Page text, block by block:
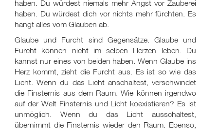
haben. Du würdest niemals mehr Angst vor Zauberei
haben. Du würdest dich vor nichts mehr fürchten. Es
hängt alles vom Glauben ab.
Glaube und Furcht sind Gegensätze. Glaube und
Furcht können nicht im selben Herzen leben. Du
kannst nur eines von beiden haben. Wenn Glaube ins
Herz kommt, zieht die Furcht aus. Es ist so wie das
Licht. Wenn du das Licht anschaltest, verschwindet
die Finsternis aus dem Raum. Wie können irgendwo
auf der Welt Finsternis und Licht koexistieren? Es ist
unmöglich. Wenn du das Licht ausschaltest,
übernimmt die Finsternis wieder den Raum. Ebenso,